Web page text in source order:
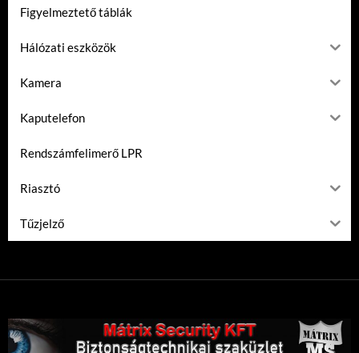
Figyelmeztető táblák
Hálózati eszközök
Kamera
Kaputelefon
Rendszámfelimerő LPR
Riasztó
Tűzjelző